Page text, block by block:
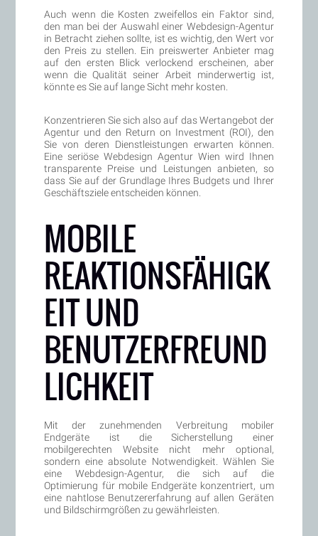
Auch wenn die Kosten zweifellos ein Faktor sind,
den man bei der Auswahl einer Webdesign-Agentur
in Betracht ziehen sollte, ist es wichtig, den Wert vor
den Preis zu stellen. Ein preiswerter Anbieter mag
auf den ersten Blick verlockend erscheinen, aber
wenn die Qualität seiner Arbeit minderwertig ist,
könnte es Sie auf lange Sicht mehr kosten.
Konzentrieren Sie sich also auf das Wertangebot der
Agentur und den Return on Investment (ROI), den
Sie von deren Dienstleistungen erwarten können.
Eine seriöse Webdesign Agentur Wien wird Ihnen
transparente Preise und Leistungen anbieten, so
dass Sie auf der Grundlage Ihres Budgets und Ihrer
Geschäftsziele entscheiden können.
MOBILE
REAKTIONSFÄHIGK
EIT UND
BENUTZERFREUND
LICHKEIT
Mit der zunehmenden Verbreitung mobiler
Endgeräte ist die Sicherstellung einer
mobilgerechten Website nicht mehr optional,
sondern eine absolute Notwendigkeit. Wählen Sie
eine Webdesign-Agentur, die sich auf die
Optimierung für mobile Endgeräte konzentriert, um
eine nahtlose Benutzererfahrung auf allen Geräten
und Bildschirmgrößen zu gewährleisten.